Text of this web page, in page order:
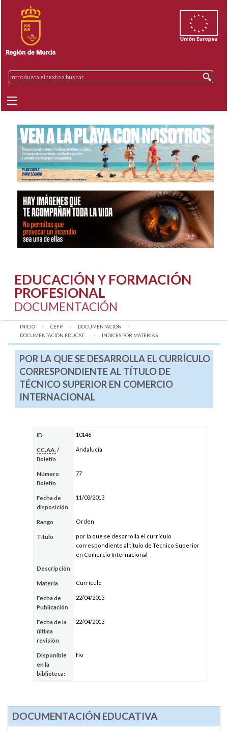
EDUCACIÓN Y FORMACIÓN
PROFESIONAL
DOCUMENTACIÓN
INICIO CEFP
DOCUMENTACIÓN
DOCUMENTACIÓN EDUCAT...
AQUÍ:
ÍNDICES POR MATERIAS
POR LA QUE SE DESARROLLA EL CURRÍCULO
CORRESPONDIENTE AL TÍTULO DE
TÉCNICO SUPERIOR EN COMERCIO
INTERNACIONAL
ID 10146
CC.AA. /
Boletín
Andalucía
Número
Boletín
77
Fecha de
disposición
11/03/2013
Rango Orden
Título
por la que se desarrolla el currículo
correspondiente al título de Técnico Superior
en Comercio Internacional
Descripción
Materia Currículo
Fecha de
Publicación
22/04/2013
Fecha de la
última
revisión
22/04/2013
Disponible
en la
biblioteca:
No
DOCUMENTACIÓN EDUCATIVA